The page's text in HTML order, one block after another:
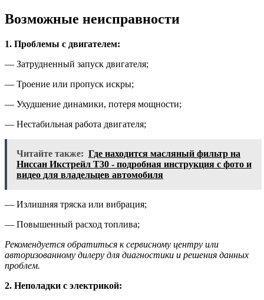
Возможные неисправности
1. Проблемы с двигателем:
— Затрудненный запуск двигателя;
— Троение или пропуск искры;
— Ухудшение динамики, потеря мощности;
— Нестабильная работа двигателя;
Читайте также: Где находится масляный фильтр на
Ниссан Икстрейл Т30 - подробная инструкция с фото и
видео для владельцев автомобиля
— Излишняя тряска или вибрация;
— Повышенный расход топлива;
Рекомендуется обратиться к сервисному центру или
авторизованному дилеру для диагностики и решения данных
проблем.
2. Неполадки с электрикой: